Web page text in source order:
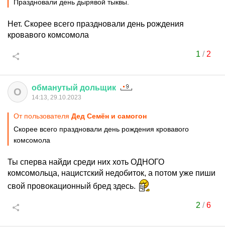
Праздновали день дырявой тыквы.
Нет. Скорее всего праздновали день рождения
кровавого комсомола
1 / 2
О обманутый дольщик
14:13, 29.10.2023
От пользователя Дед Семён и самогон
Скорее всего праздновали день рождения кровавого
комсомола
Ты сперва найди среди них хоть ОДНОГО
комсомольца, нацистский недобиток, а потом уже пиши
свой провокационный бред здесь.
2 /6